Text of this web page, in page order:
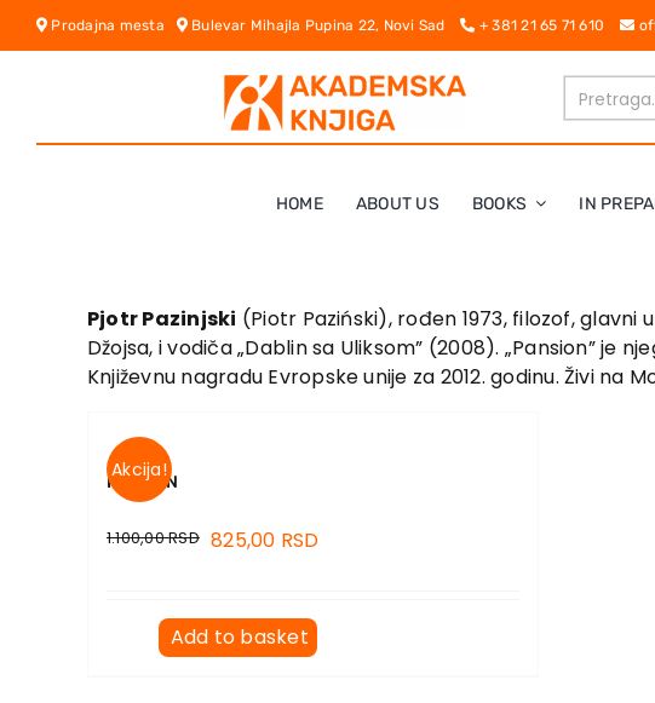
Skip
Prodajna mesta Bulevar Mihajla Pupina 22, Novi Sad + 381 21 65 71 610
HOME ABOUT US BOOKS IN
Pjotr Pazinjski (Piotr Paziński), rođen 1973, filozof, glavni
Džojsa, i vodiča „Dablin sa Uliksom” (2008). „Pansion” je
Književnu nagradu Evropske unije za 2012. godinu. Živi na
Akcija!
PANSION
1.100,00RSD 825,00 RSD
Add to basket